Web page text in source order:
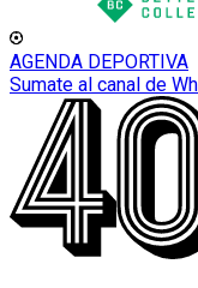
AGENDA DEPORTIVA
Sumate al canal de